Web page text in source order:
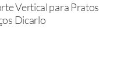
Vertical para Pratos
Dicarlo